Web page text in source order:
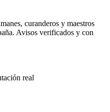
curanderos y maestros
Avisos verificados y con
real